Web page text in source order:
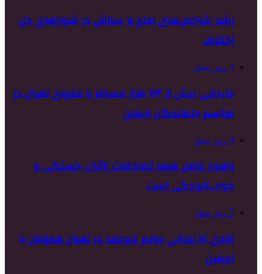
رشد شاخص‌های صلح و سازش در شوراهای حل
اختلاف
3 روز پیش
جابجایی بیش از ۷۱۶ هزار مسافر با متروی تهران در
مراسم جاماندگان اربعین
4 روز پیش
راهور: عامل همه تصادفات زائران، خستگی و
خواب‌آلودگی است
5 روز پیش
آزادی ۸۱ زندانی جرایم غیرعمد در تهران همزمان با
اربعین